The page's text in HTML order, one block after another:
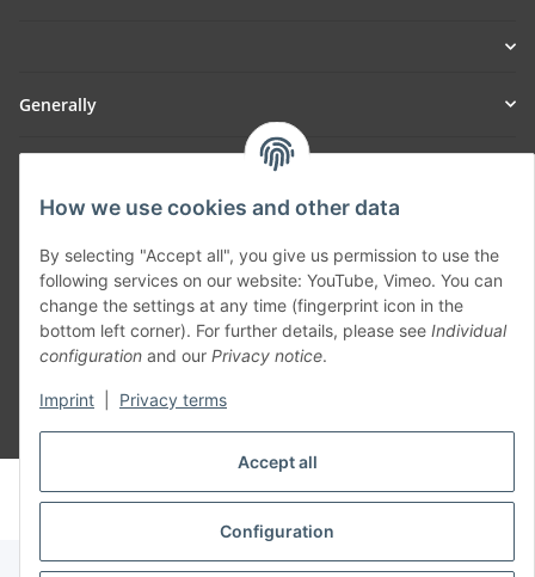
Accept all
Configuration
How we use cookies and other data
By selecting "Accept all", you give us permission to use the
following services on our website: YouTube, Vimeo. You can
change the settings at any time (fingerprint icon in the
bottom left corner). For further details, please see Individual
configuration and our Privacy notice.
Imprint Privacy terms
Generally
SmoliTec - Safety. Simplified. Worldwide. ( B2B Shop )
Withdraw contract
* All prices incl. VAT, plusshipping fees
© voltmaster.de
Powered byJTL-Shop